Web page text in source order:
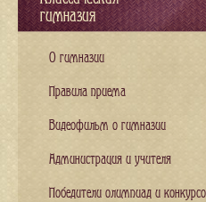
гимназия
О гимназии
Правила приема
Видеофильм о гимназии
Администрация и учителя
Победители олимпиад и